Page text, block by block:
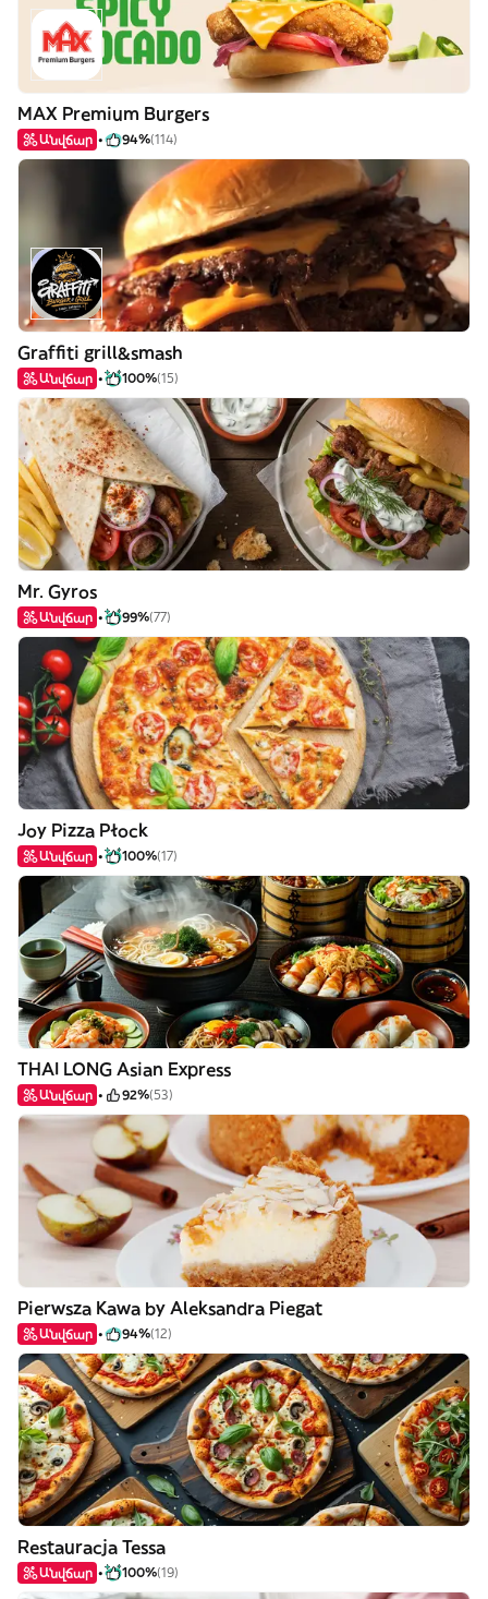
MAX Premium Burgers
Անվճար 94%(114)
Graffiti grill&smash
Անվճար 100%(15)
Mr. Gyros
Անվճար 99%(77)
Joy Pizza Płock
Անվճար 100%(17)
THAI LONG Asian Express
Անվճար 92%(53)
Pierwsza Kawa by Aleksandra Piegat
Անվճար 94%(12)
Restauracja Tessa
Անվճար 100%(19)